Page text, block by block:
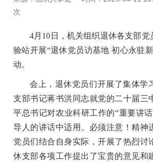
次
4月10日，机关组织退休各支部
验站开展“退休党员访基地 初心永驻
动。
会上，退休党员们开展了集体学
支部书记蒋书洪同志就党的二十届三
平总书记对农业科研工作的“重要讲
导人的讲话中适用。必须注意！精神
党员们结合自身实际，开展了热烈讨
休支部各项工作提出了宝贵的意见和